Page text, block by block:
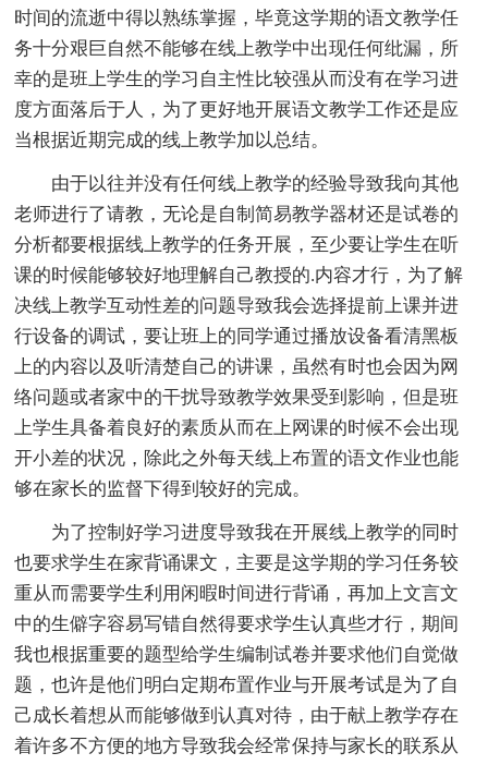
时间的流逝中得以熟练掌握，毕竟这学期的语文教学任
务十分艰巨自然不能够在线上教学中出现任何纰漏，所
幸的是班上学生的学习自主性比较强从而没有在学习进
度方面落后于人，为了更好地开展语文教学工作还是应
当根据近期完成的线上教学加以总结。
由于以往并没有任何线上教学的经验导致我向其他
老师进行了请教，无论是自制简易教学器材还是试卷的
分析都要根据线上教学的任务开展，至少要让学生在听
课的时候能够较好地理解自己教授的.内容才行，为了解
决线上教学互动性差的问题导致我会选择提前上课并进
行设备的调试，要让班上的同学通过播放设备看清黑板
上的内容以及听清楚自己的讲课，虽然有时也会因为网
络问题或者家中的干扰导致教学效果受到影响，但是班
上学生具备着良好的素质从而在上网课的时候不会出现
开小差的状况，除此之外每天线上布置的语文作业也能
够在家长的监督下得到较好的完成。
为了控制好学习进度导致我在开展线上教学的同时
也要求学生在家背诵课文，主要是这学期的学习任务较
重从而需要学生利用闲暇时间进行背诵，再加上文言文
中的生僻字容易写错自然得要求学生认真些才行，期间
我也根据重要的题型给学生编制试卷并要求他们自觉做
题，也许是他们明白定期布置作业与开展考试是为了自
己成长着想从而能够做到认真对待，由于献上教学存在
着许多不方便的地方导致我会经常保持与家长的联系从